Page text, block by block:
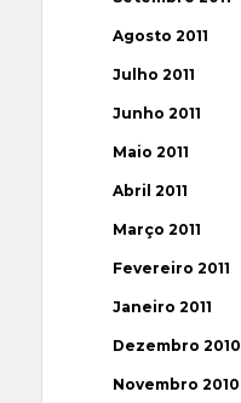
Agosto 2011
Julho 2011
Junho 2011
Maio 2011
Abril 2011
Março 2011
Fevereiro 2011
Janeiro 2011
Dezembro 2010
Novembro 2010